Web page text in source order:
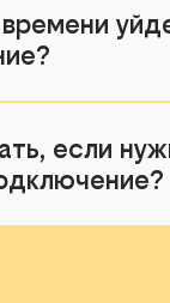
если